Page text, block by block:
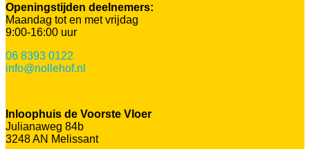
Openingstijden deelnemers:
Maandag tot en met vrijdag
9:00-16:00 uur
06 8393 0122
info@nollehof.nl
Inloophuis de Voorste Vloer
Julianaweg 84b
3248 AN Melissant